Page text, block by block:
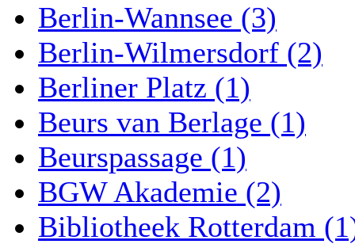
Berlin-Wannsee (3)
Berlin-Wilmersdorf (2)
Berliner Platz (1)
Beurs van Berlage (1)
Beurspassage (1)
BGW Akademie (2)
Bibliotheek Rotterdam